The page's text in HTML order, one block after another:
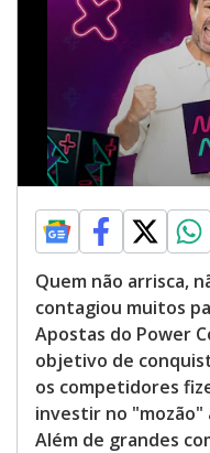
Quem não arrisca,
contagiou muitos
Apostas do Power
objetivo de
os competidores
investir no "mozão"
Além de grandes